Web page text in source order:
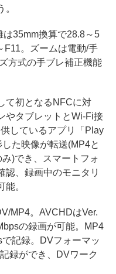
35mm換算で28.8～5
F11。ズームは電動/手
方式の手ブレ補正機能
て初となるNFCに対
やタブレットとWi-Fi接
しているアプリ「Play
た映像が転送(MP4と
)でき、スマートフォ
認、録画中のモニタリ
。
MP4。AVCHDはVer.
の録画が可能。MP4
記録。DVフォーマッ
録ができ、DVワーク